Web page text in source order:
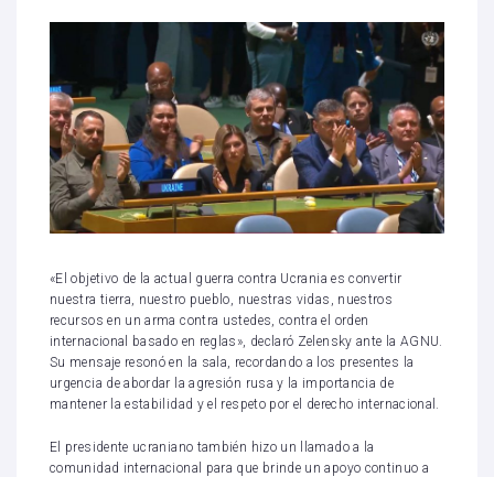
«El objetivo de la actual guerra contra Ucrania es convertir
nuestra tierra, nuestro pueblo, nuestras vidas, nuestros
recursos en un arma contra ustedes, contra el orden
internacional basado en reglas», declaró Zelensky ante la AGNU.
Su mensaje resonó en la sala, recordando a los presentes la
urgencia de abordar la agresión rusa y la importancia de
mantener la estabilidad y el respeto por el derecho internacional.
El presidente ucraniano también hizo un llamado a la
comunidad internacional para que brinde un apoyo continuo a